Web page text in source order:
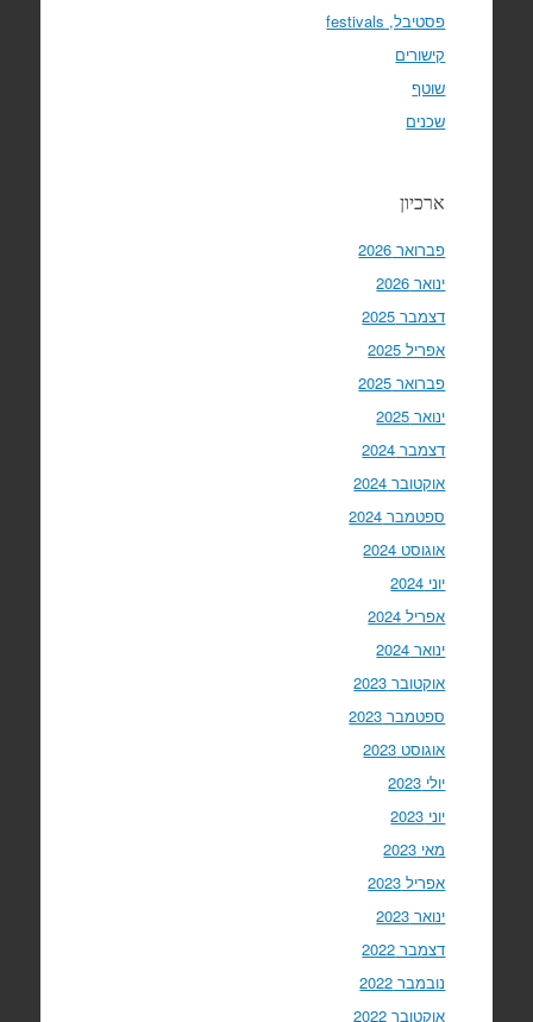
פסטיבל, festivals
קישורים
שוטף
שכנים
ארכיון
פברואר 2026
ינואר 2026
דצמבר 2025
אפריל 2025
פברואר 2025
ינואר 2025
דצמבר 2024
אוקטובר 2024
ספטמבר 2024
אוגוסט 2024
יוני 2024
אפריל 2024
ינואר 2024
אוקטובר 2023
ספטמבר 2023
אוגוסט 2023
יולי 2023
יוני 2023
מאי 2023
אפריל 2023
ינואר 2023
דצמבר 2022
נובמבר 2022
אוקטובר 2022